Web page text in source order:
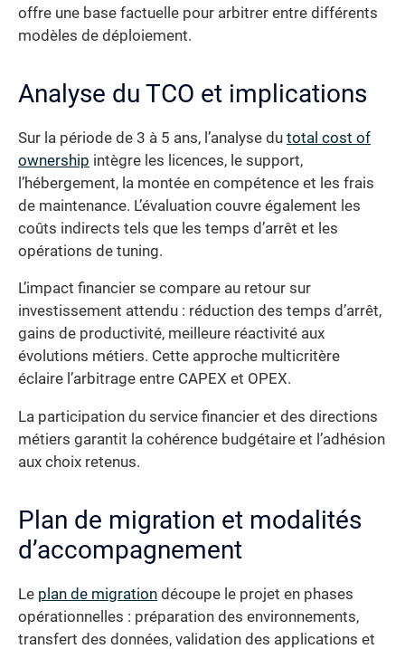
offre une base factuelle pour arbitrer entre différents
modèles de déploiement.
Analyse du TCO et implications
Sur la période de 3 à 5 ans, l’analyse du total cost of
ownership intègre les licences, le support,
l’hébergement, la montée en compétence et les frais
de maintenance. L’évaluation couvre également les
coûts indirects tels que les temps d’arrêt et les
opérations de tuning.
L’impact financier se compare au retour sur
investissement attendu : réduction des temps d’arrêt,
gains de productivité, meilleure réactivité aux
évolutions métiers. Cette approche multicritère
éclaire l’arbitrage entre CAPEX et OPEX.
La participation du service financier et des directions
métiers garantit la cohérence budgétaire et l’adhésion
aux choix retenus.
Plan de migration et modalités
d’accompagnement
Le plan de migration découpe le projet en phases
opérationnelles : préparation des environnements,
transfert des données, validation des applications et